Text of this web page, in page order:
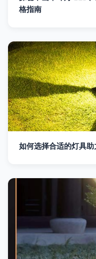
格指南
如何选择合适的灯具